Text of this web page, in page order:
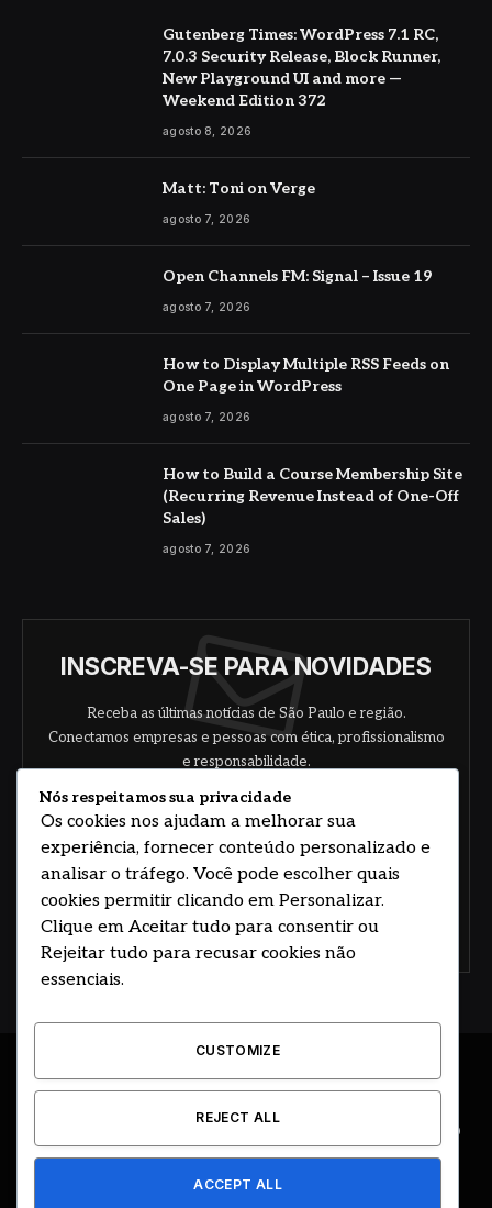
Gutenberg Times: WordPress 7.1 RC,
7.0.3 Security Release, Block Runner,
New Playground UI and more —
Weekend Edition 372
agosto 8, 2026
Matt: Toni on Verge
agosto 7, 2026
Open Channels FM: Signal – Issue 19
agosto 7, 2026
How to Display Multiple RSS Feeds on
One Page in WordPress
agosto 7, 2026
How to Build a Course Membership Site
(Recurring Revenue Instead of One-Off
Sales)
agosto 7, 2026
INSCREVA-SE PARA NOVIDADES
Receba as últimas notícias de São Paulo e região.
Conectamos empresas e pessoas com ética, profissionalismo
e responsabilidade.
Concorde com nossos termos e acordo de
© 2026 DESENVOLVIDO POR HOSTING PRIME BRASIL
CIDADE E REGIÃO
COLUNAS
EDITORIAL EVENTOS
GOVERNO
CLASSIFICADOS
Nós respeitamos sua privacidade
Os cookies nos ajudam a melhorar sua
experiência, fornecer conteúdo personalizado e
analisar o tráfego. Você pode escolher quais
cookies permitir clicando em Personalizar.
Clique em Aceitar tudo para consentir ou
Rejeitar tudo para recusar cookies não
essenciais.
CUSTOMIZE
REJECT ALL
ACCEPT ALL